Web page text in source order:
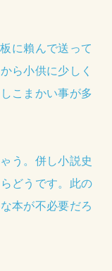
に賴んで送って
ら小供に少しく
こまかい事が多
う。併し小説史
どうです。此の
本が不必要だろ